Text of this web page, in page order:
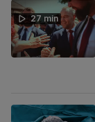
27 min